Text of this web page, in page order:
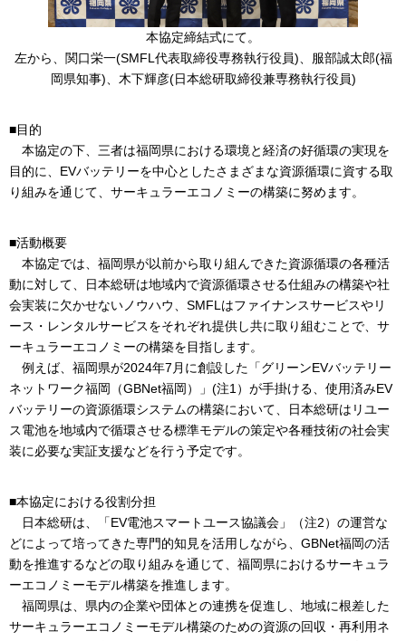
本協定締結式にて。
左から、関口栄一(SMFL代表取締役専務執行役員)、服部誠太郎(福
岡県知事)、 木下輝彦(日本総研取締役兼専務執行役員)
■目的
本協定の下、三者は福岡県における環境と経済の好循環の実現を
目的に、EVバッテリーを中心としたさまざまな資源循環に資する取
り組みを通じて、サーキュラーエコノミーの構築に努めます。
■活動概要
本協定では、福岡県が以前から取り組んできた資源循環の各種活
動に対して、日本総研は地域内で資源循環させる仕組みの構築や社
会実装に欠かせないノウハウ、SMFLはファイナンスサービスやリ
ース・レンタルサービスをそれぞれ提供し共に取り組むことで、サ
ーキュラーエコノミーの構築を目指します。
例えば、福岡県が2024年7月に創設した「グリーンEVバッテリー
ネットワーク福岡（GBNet福岡）」(注1）が手掛ける、使用済みEV
バッテリーの資源循環システムの構築において、日本総研はリユー
ス電池を地域内で循環させる標準モデルの策定や各種技術の社会実
装に必要な実証支援などを行う予定です。
■本協定における役割分担
日本総研は、「EV電池スマートユース協議会」（注2）の運営な
どによって培ってきた専門的知見を活用しながら、GBNet福岡の活
動を推進するなどの取り組みを通じて、福岡県におけるサーキュラ
ーエコノミーモデル構築を推進します。
福岡県は、県内の企業や団体との連携を促進し、地域に根差した
サーキュラーエコノミーモデル構築のための資源の回収・再利用ネ